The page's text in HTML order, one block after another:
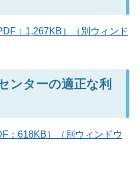
：1,267KB）（別ウィンド
ンターの適正な利
：618KB）（別ウィンドウ